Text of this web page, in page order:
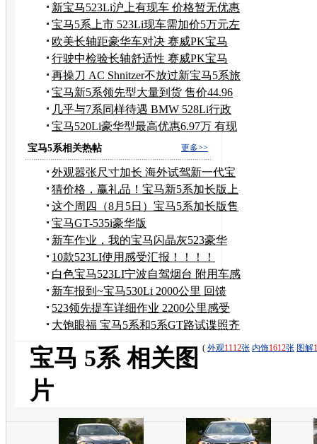
产3系
新宝马523Li沪上有现车 价格暂无优惠
宝马5系上市 523Li现车需加价5万元左
右
欧美长轴距豪华车对决 赛威PK宝马
528Li
行驶中检验长轴舒适性 赛威PK宝马
528Li
再操刀 AC Shnitzer不放过新宝马5系旅
行版
宝马新5系领先型大量到货 售价44.96
万元
几乎与7系同样待遇 BMW 528Li行政
+激情
宝马520Li豪华型最高优惠6.97万 有现
车
更多>>
宝马5系相关热帖
外观嚣张尺寸加长 海外试驾新一代宝
马5系535i
猜价格，赢礼品！宝马新5系加长版上
市价格有奖竞猜
这个周四（8月5日）宝马5系加长版售
价对外发布
宝马GT-535i豪华版
新车作业，我的宝马闪晶灰523豪华
版，多图。
10款523LI使用感受汇报！！！！
白色宝马523LI宁波自驾烟台 附用车感
受
新车报到~宝马530Li 2000公里 回馈
523领先提车详细作业 2200公里感受
大饱眼福 宝马5系和5系GT路试谍照齐
( 外观1112张 内饰1612张 图解
宝马 5系 相关图
片